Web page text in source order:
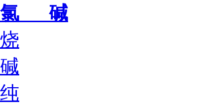
氯 碱
烧
碱
纯